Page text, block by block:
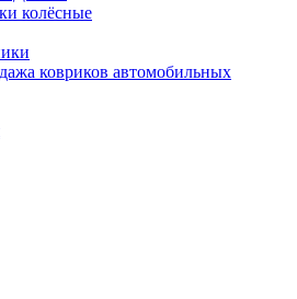
колёсные
ковриков автомобильных